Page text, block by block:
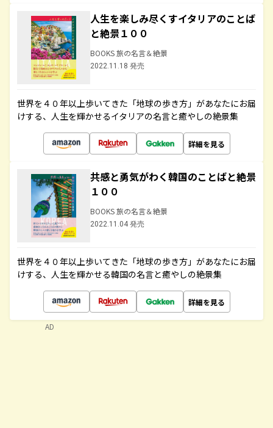
人生を楽しみ尽くすイタリアのことば
と絶景１００
BOOKS 旅の名言＆絶景
2022.11.18 発売
世界を４０年以上歩いてきた「地球の歩き方」があなたにお届
けする、人生を輝かせるイタリアの名言と癒やしの絶景集
詳細を見る
共感と勇気がわく韓国のことばと絶景
１００
BOOKS 旅の名言＆絶景
2022.11.04 発売
世界を４０年以上歩いてきた「地球の歩き方」があなたにお届
けする、人生を輝かせる韓国の名言と癒やしの絶景集
詳細を見る
AD